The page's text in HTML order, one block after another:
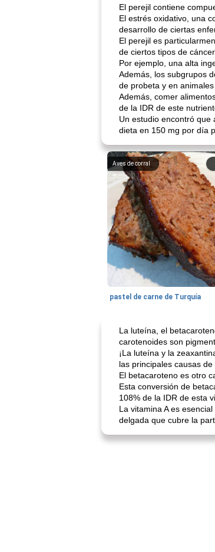
El perejil contiene
El estrés oxidativo, una
desarrollo de ciertas
El perejil es
de ciertos tipos de cáncer.
Por ejemplo, una alta
Además, los subgrupos
de probeta y en animales
Además, comer
de la IDR de este
Un estudio encontró que
dieta en 150 mg por día
Aves de corral
pastel de carne de Turquía
La luteína, el
carotenoides son
¡La luteína y la
las principales causas
El betacaroteno es otro
Esta conversión de
108% de la IDR de esta
La vitamina A es
delgada que cubre la